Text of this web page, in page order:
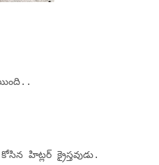
హిట్లర్ క్రైస్తవుడు.